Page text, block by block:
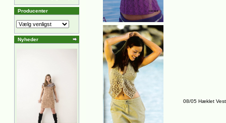
Producenter
Nyheder
08/05 Hæklet